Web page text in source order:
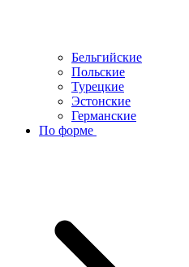
Бельгийские
Польские
Турецкие
Эстонские
Германские
По форме